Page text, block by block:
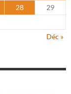
28
29
Déc »